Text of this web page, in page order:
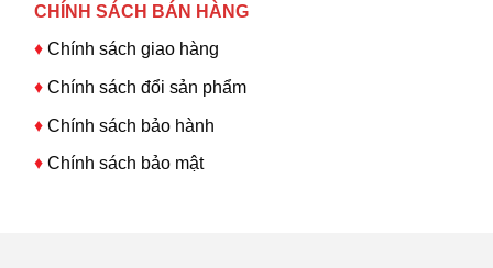
CHÍNH SÁCH BÁN HÀNG
♦ Chính sách giao hàng
♦ Chính sách đổi sản phẩm
♦ Chính sách bảo hành
♦ Chính sách bảo mật